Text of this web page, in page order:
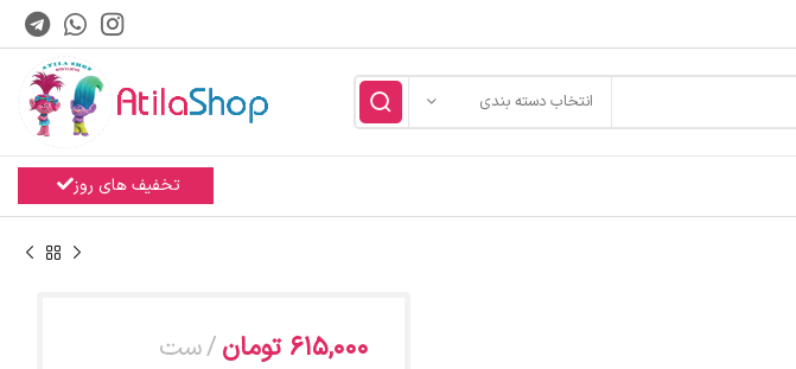
انتخاب دسته بندی
تخفیف های روز
615,000 تومان ست